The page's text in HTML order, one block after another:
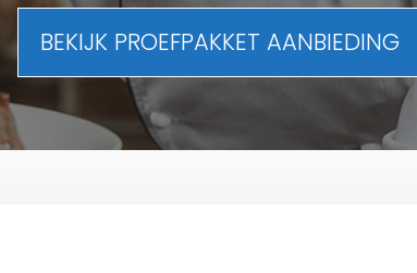
BEKIJK PROEFPAKKET AANBIEDING